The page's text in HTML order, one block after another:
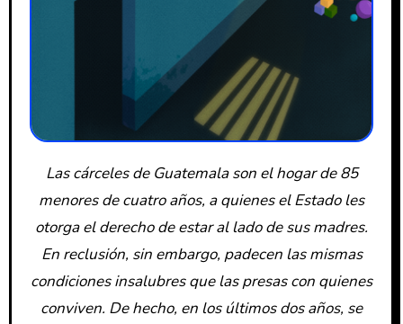
Las cárceles de Guatemala son el hogar de 85
menores de cuatro años, a quienes el Estado les
otorga el derecho de estar al lado de sus madres.
En reclusión, sin embargo, padecen las mismas
condiciones insalubres que las presas con quienes
conviven. De hecho, en los últimos dos años, se